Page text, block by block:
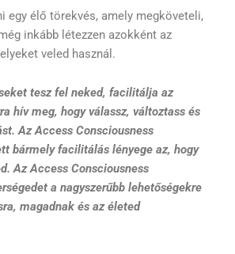
egy élő törekvés, amely megköveteli,
inkább létezzen azokként az
veled használ.
tesz fel neked, facilitálja az
hív meg, hogy válassz, változtass és
Az Access Consciousness
bármely facilitálás lényege az, hogy
Az Access Consciousness
a nagyszerűbb lehetőségekre
magadnak és az életed